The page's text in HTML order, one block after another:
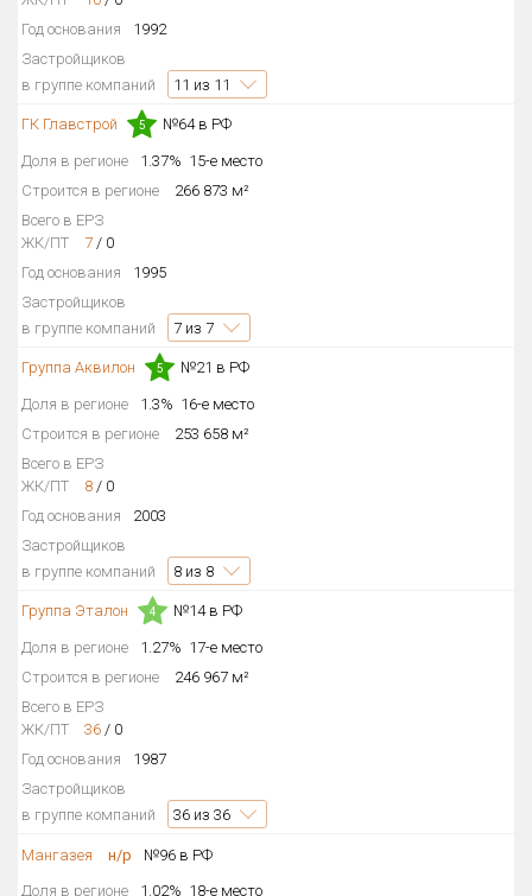
Год основания
1992
Застройщиков
в группе компаний
11 из 11
ГК Главстрой 5 №64 в РФ
Доля в регионе 1.37% 15-е место
Строится в регионе
266 873 м²
Всего в ЕРЗ
ЖК/ПТ
7 / 0
Год основания
1995
Застройщиков
в группе компаний
7 из 7
Группа Аквилон 5 №21 в РФ
Доля в регионе 1.3% 16-е место
Строится в регионе
253 658 м²
Всего в ЕРЗ
ЖК/ПТ
8 / 0
Год основания
2003
Застройщиков
в группе компаний
8 из 8
Группа Эталон 4 №14 в РФ
Доля в регионе 1.27% 17-е место
Строится в регионе
246 967 м²
Всего в ЕРЗ
ЖК/ПТ
36 / 0
Год основания
1987
Застройщиков
в группе компаний
36 из 36
Мангазея н/р
№96 в РФ
Доля в регионе
1.02% 18-е место